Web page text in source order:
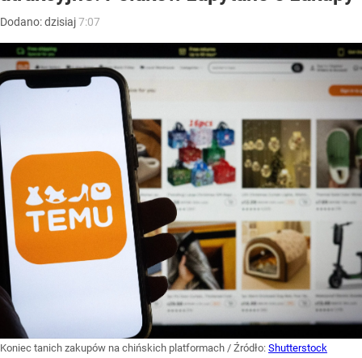
Dodano:dzisiaj7:07
Koniec tanich zakupów na chińskich platformach / Źródło: Shutterstock